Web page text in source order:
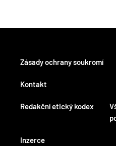
Kontakt
Redakční etický kodex
Inzerce
Zásady ochrany soukromí